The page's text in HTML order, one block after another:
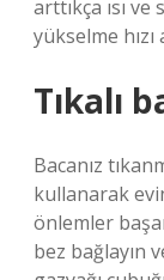
arttıkça ısı
yükselme
Tıkalı
Bacanız
kullanarak
önlemler
bez bağlayın